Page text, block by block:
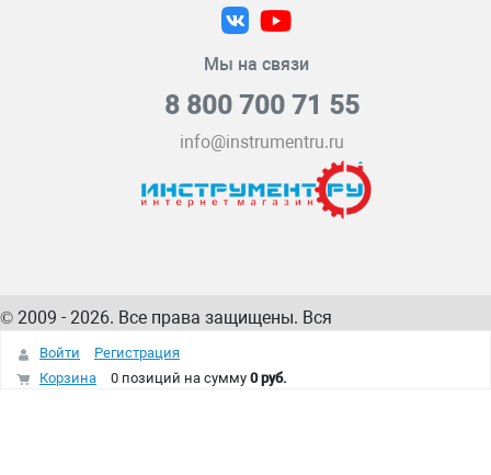
Мы на связи
8 800 700 71 55
info@instrumentru.ru
© 2009 - 2026. Все права защищены. Вся
информация на сайте – собственность
интернет-магазина
Войти
Регистрация
Корзина
0 позиций на сумму 0 руб.